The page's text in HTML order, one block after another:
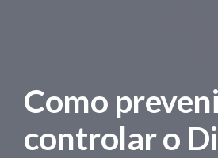
Como
controlar o